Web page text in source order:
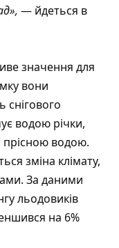
— йдеться в
значення для
вони
снігового
водою річки,
прісною водою.
зміна клімату,
За даними
льодовиків
на 6%